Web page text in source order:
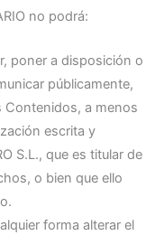
no podrá:
poner a disposición o
públicamente,
a menos
escrita y
S.L., que es titular de
o bien que ello
forma alterar el